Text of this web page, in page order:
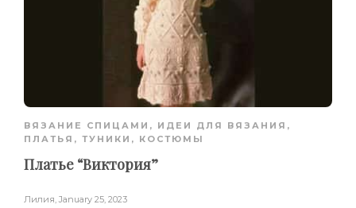
ВЯЗАНИЕ СПИЦАМИ , ИДЕИ ДЛЯ ВЯЗАНИЯ ,
ПЛАТЬЯ, ТУНИКИ, КОСТЮМЫ
Платье “Виктория”
Лилия, January 25, 2023